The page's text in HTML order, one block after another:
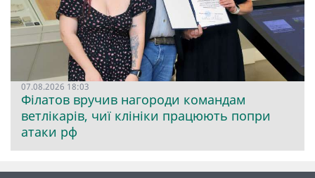
07.08.2026 18:03
Філатов вручив нагороди командам
ветлікарів, чиї клініки працюють попри
атаки рф